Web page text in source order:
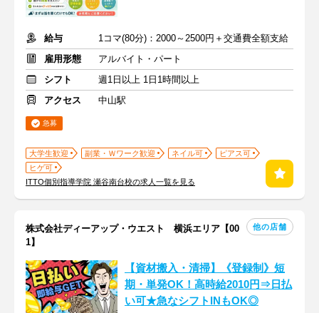
給与
1コマ(80分)：2000～2500円＋交通費全額支給
雇用形態
アルバイト・パート
シフト
週1日以上 1日1時間以上
アクセス
中山駅
急募
大学生歓迎 副業・Ｗワーク歓迎 ネイル可
ピアス可
ヒゲ可
ITTO個別指導学院 瀬谷南台校の求人一覧を見る
株式会社ディーアップ・ウエスト 横浜エリア【00
1】
他の店舗
【資材搬入・清掃】《登録制》短
期・単発OK！高時給2010円⇒日払
い可★急なシフトINもOK◎